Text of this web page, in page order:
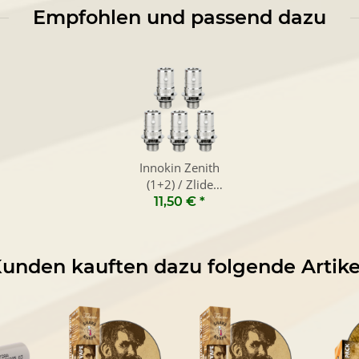
Empfohlen und passend dazu
Innokin Zenith
(1+2) / Zlide
Verdampferkopf
11,50 € *
kauften dazu folgende